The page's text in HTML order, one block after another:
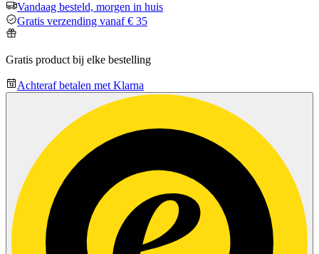
Vandaag besteld, morgen in huis
Gratis verzending vanaf € 35
Gratis product bij elke bestelling
Achteraf betalen met Klarna